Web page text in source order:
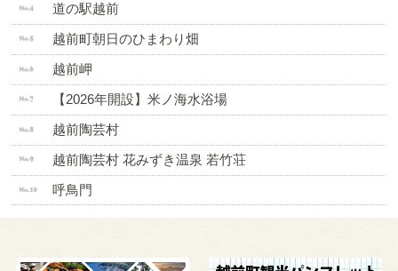
道の駅越前
越前町朝日のひまわり畑
越前岬
【2026年開設】米ノ海水浴場
越前陶芸村
越前陶芸村 花みずき温泉 若竹荘
呼鳥門